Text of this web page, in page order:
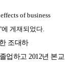
of business
에 게재되었다.
조대하
업하고 2012년 본교